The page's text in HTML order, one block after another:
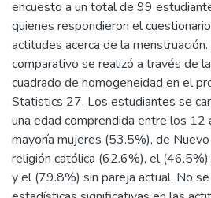
encuesto a un total de 99
quienes respondieron el
actitudes acerca de la
comparativo se realizó a través de
cuadrado de homogeneidad en el
Statistics 27. Los estudiantes se
una edad comprendida entre los 12
mayoría mujeres (53.5%), de
religión católica (62.6%), el
y el (79.8%) sin pareja actual. No